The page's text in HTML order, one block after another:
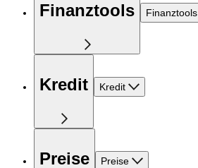
Finanztools Finanztools
Kredit Kredit
Preise Preise